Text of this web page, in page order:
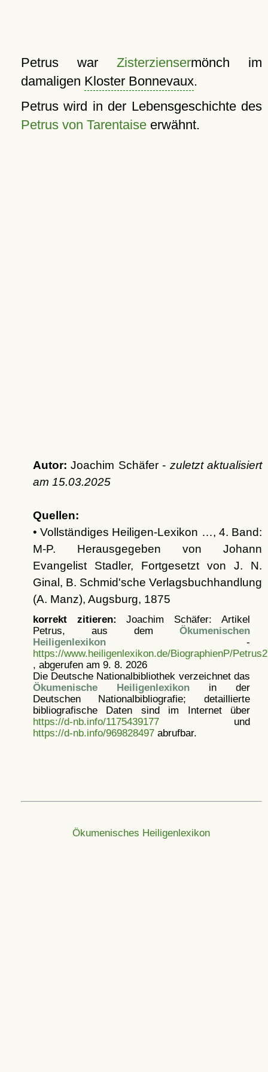
Petrus war Zisterziensermönch im
damaligen Kloster Bonnevaux.
Petrus wird in der Lebensgeschichte des
Petrus von Tarentaiseerwähnt.
Autor: Joachim Schäfer - zuletzt aktualisiert
am 15.03.2025
Quellen:
• Vollständiges Heiligen-Lexikon …, 4. Band:
M-P. Herausgegeben von Johann
Evangelist Stadler, Fortgesetzt von J. N.
Ginal, B. Schmid'sche Verlagsbuchhandlung
(A. Manz), Augsburg, 1875
korrekt zitieren: Joachim Schäfer: Artikel
Petrus, aus dem Ökumenischen
Heiligenlexikon-
https://www.heiligenlexikon.de/BiographienP/
, abgerufen am 9. 8. 2026
Die Deutsche Nationalbibliothek verzeichnet das
Ökumenische Heiligenlexikonin der
Deutschen Nationalbibliografie; detaillierte
bibliografische Daten sind im Internet über
https://d-nb.info/1175439177und
https://d-nb.info/969828497abrufbar.
Ökumenisches Heiligenlexikon